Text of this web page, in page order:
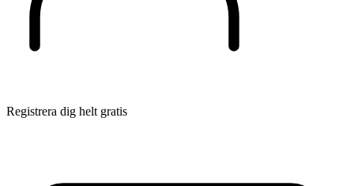
Registrera dig helt gratis